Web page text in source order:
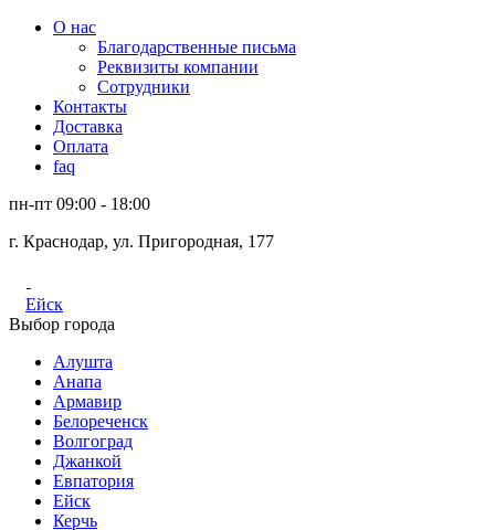
О нас
Благодарственные письма
Реквизиты компании
Сотрудники
Контакты
Доставка
Оплата
faq
пн-пт 09:00 - 18:00
г. Краснодар, ул. Пригородная, 177
Ейск
Выбор города
Алушта
Анапа
Армавир
Белореченск
Волгоград
Джанкой
Евпатория
Ейск
Керчь